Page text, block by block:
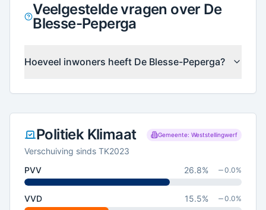
Veelgestelde vragen over De
Blesse-Peperga
Hoeveel inwoners heeft De Blesse-Peperga?
Politiek Klimaat Gemeente: Weststellingwerf
Verschuiving sinds TK2023
PVV
26.8% 0.0%
VVD 15.5% 0.0%